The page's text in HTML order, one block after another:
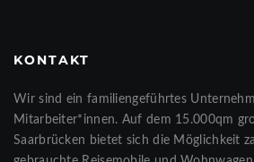
KONTAKT
Wir sind ein familiengeführtes
Mitarbeiter*innen. Auf dem 15.000qm
Saarbrücken bietet sich die Möglichkeit